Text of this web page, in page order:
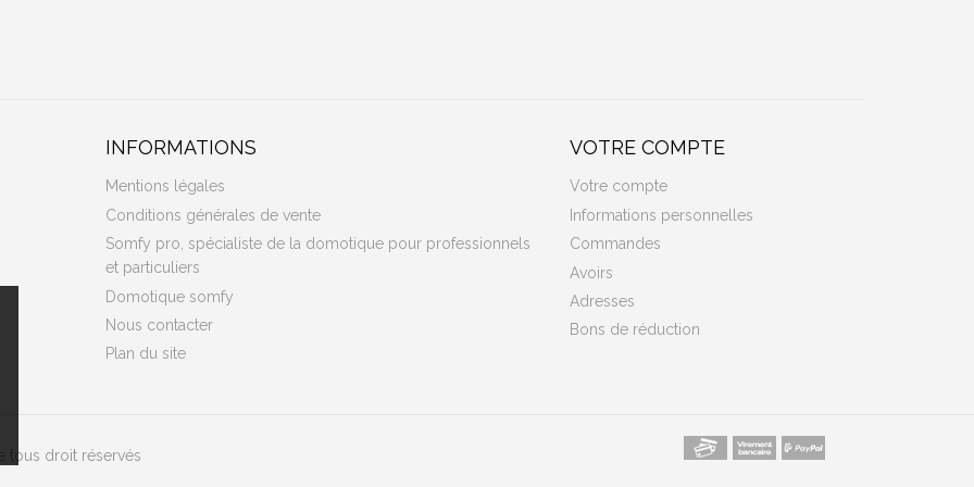
INFORMATIONS
Mentions légales
Conditions générales de vente
Somfy pro, spécialiste de la domotique pour professionnels
et particuliers
Domotique somfy
Nous contacter
Plan du site
VOTRE COMPTE
Votre compte
Informations personnelles
Commandes
Avoirs
Adresses
Bons de réduction
tous droit réservés